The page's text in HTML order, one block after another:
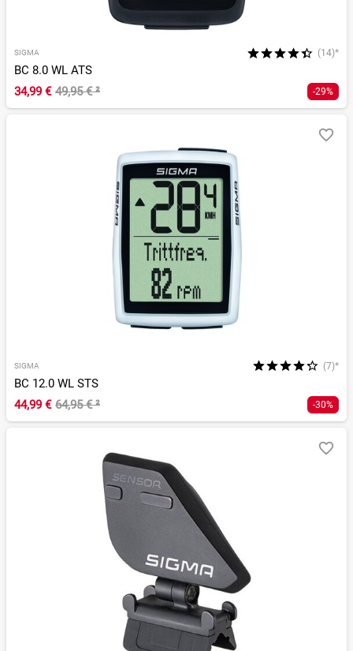
SIGMA (14)*
BC 8.0 WL ATS
34,99 € 49,95 €² -29%
SIGMA (7)*
BC 12.0 WL STS
44,99 € 64,95 €² -30%